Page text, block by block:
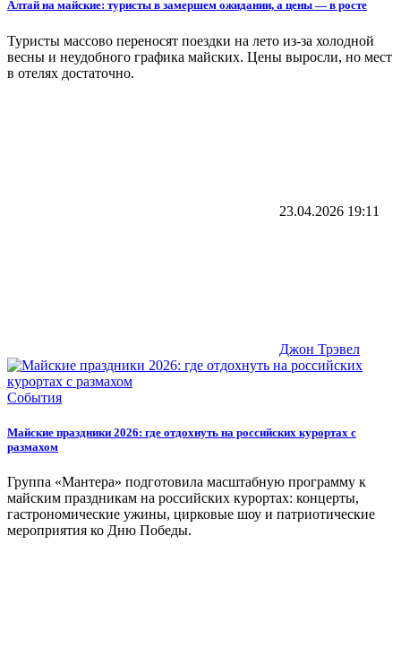
Алтай на майские: туристы в замершем ожидании, а цены — в росте
Туристы массово переносят поездки на лето из-за холодной
весны и неудобного графика майских. Цены выросли, но мест
в отелях достаточно.
23.04.2026 19:11
Джон Трэвел
События
Майские праздники 2026: где отдохнуть на российских курортах с
размахом
Группа «Мантера» подготовила масштабную программу к
майским праздникам на российских курортах: концерты,
гастрономические ужины, цирковые шоу и патриотические
мероприятия ко Дню Победы.